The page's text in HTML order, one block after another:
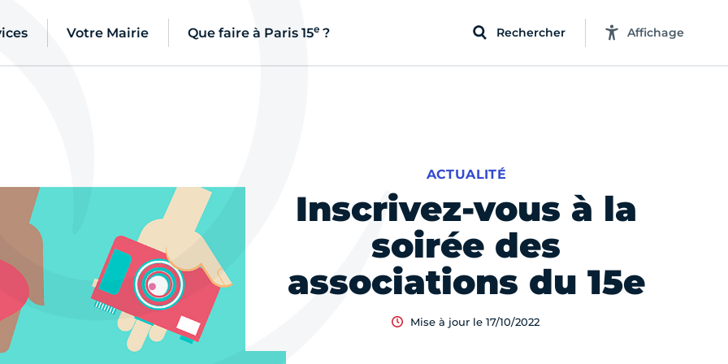
Votre Mairie Que faire à Paris 15e ? Rechercher Affichage
Inscrivez-vous à la
soirée des
associations du 15e
ACTUALITÉ
Mise à jour le 17/10/2022